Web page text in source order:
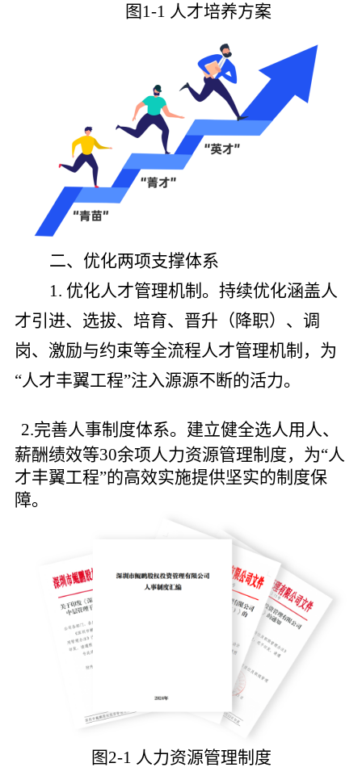
图1-1 人才培养方案
二、优化两项支撑体系
1. 优化人才管理机制。持续优化涵盖人
才引进、选拔、培育、晋升（降职）、调
岗、激励与约束等全流程人才管理机制，为
“人才丰翼工程”注入源源不断的活力。
2.完善人事制度体系。建立健全选人用人、
薪酬绩效等30余项人力资源管理制度，为“人
才丰翼工程”的高效实施提供坚实的制度保
障。
图2-1 人力资源管理制度